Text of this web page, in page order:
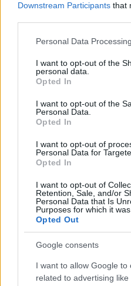
Downstream Participants that
Please note that this website/
not limited to your visit or
grant or deny consent to
use your data for below
consent section.
Personal Data
I want to opt-out of the
personal data.
Opted In
I want to opt-out of the
Personal Data.
Opted In
I want to opt-out of
Personal Data for
Opted In
I want to opt-out of
Retention, Sale, and/or
Personal Data that Is
Purposes for which it was
Opted Out
Google consents
I want to allow Google to
related to advertising
Continua a
Disarmo di Hamas e ritiro
Israele e Trump
Edoardo Marchesi · 7 Ago 2026